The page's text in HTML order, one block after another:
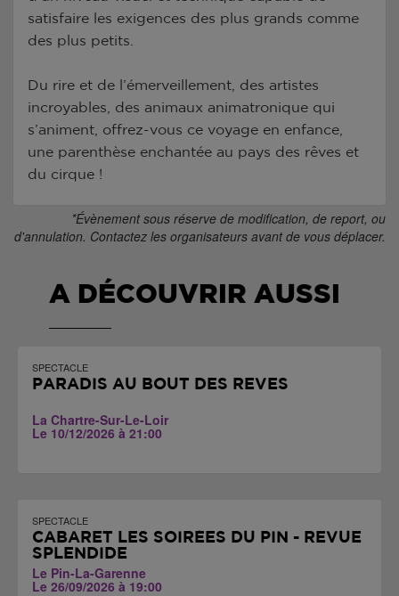
satisfaire les exigences des plus grands comme
des plus petits.
Du rire et de l’émerveillement, des artistes
incroyables, des animaux animatronique qui
s’animent, offrez-vous ce voyage en enfance,
une parenthèse enchantée au pays des rêves et
du cirque !
*Évènement sous réserve de modification, de report, ou
d'annulation. Contactez les organisateurs avant de vous déplacer.
A DÉCOUVRIR AUSSI
SPECTACLE
PARADIS AU BOUT DES RÊVES
La Chartre-Sur-Le-Loir
Le 10/12/2026 à 21:00
SPECTACLE
CABARET LES SOIRÉES DU PIN - REVUE
SPLENDIDE
Le Pin-La-Garenne
Le 26/09/2026 à 19:00